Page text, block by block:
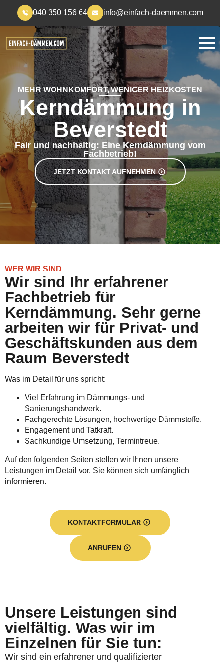
040 350 156 64 info@einfach-daemmen.com
MEHR WOHNKOMFORT, WENIGER HEIZKOSTEN
Kerndämmung in
Beverstedt
Fair und nachhaltig: Eine Kerndämmung vom
Fachbetrieb!
JETZT KONTAKT AUFNEHMEN
WER WIR SIND
Wir sind Ihr erfahrener
Fachbetrieb für
Kerndämmung. Sehr gerne
arbeiten wir für Privat- und
Geschäftskunden aus dem
Raum Beverstedt
Was im Detail für uns spricht:
Viel Erfahrung im Dämmungs- und
Sanierungshandwerk.
Fachgerechte Lösungen, hochwertige Dämmstoffe.
Engagement und Tatkraft.
Sachkundige Umsetzung, Termintreue.
Auf den folgenden Seiten stellen wir Ihnen unsere
Leistungen im Detail vor. Sie können sich umfänglich
informieren.
KONTAKTFORMULAR
ANRUFEN
Unsere Leistungen sind
vielfältig. Was wir im
Einzelnen für Sie tun:
Wir sind ein erfahrener und qualifizierter